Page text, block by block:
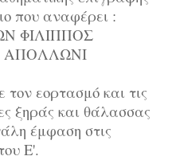
που αναφέρει :
ΦΙΛΙΠΠΟΣ
ΑΠΟΛΛΩΝΙ
εορτασμό και τις
ξηράς και θάλασσας
έμφαση στις
Ε'.